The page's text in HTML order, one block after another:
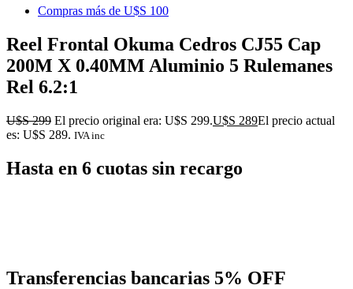
Compras más de U$S 100
Reel Frontal Okuma Cedros CJ55 Cap
200M X 0.40MM Aluminio 5 Rulemanes
Rel 6.2:1
U$S299 El precio original era: U$S 299.U$S 289El precio actual
es: U$S 289. IVA inc
Hasta en 6 cuotas sin recargo
Transferencias bancarias 5% OFF